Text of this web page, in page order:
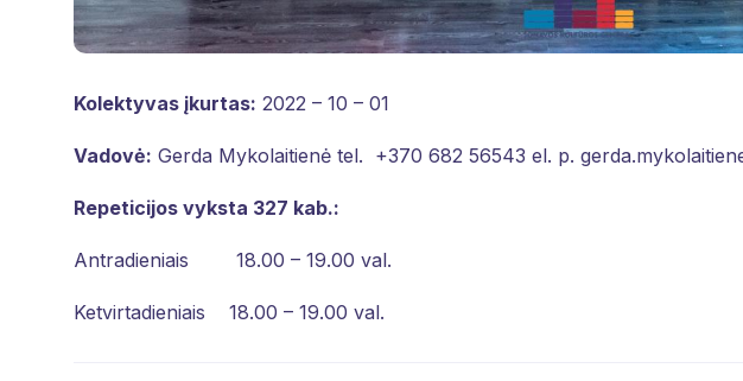
Kolektyvas įkurtas: 2022 – 10 – 01
Vadovė: Gerda Mykolaitienė tel. +370 682 56543 el. p.
Repeticijos vyksta 327 kab.:
Antradieniais 18.00 – 19.00 val.
Ketvirtadieniais 18.00 – 19.00 val.